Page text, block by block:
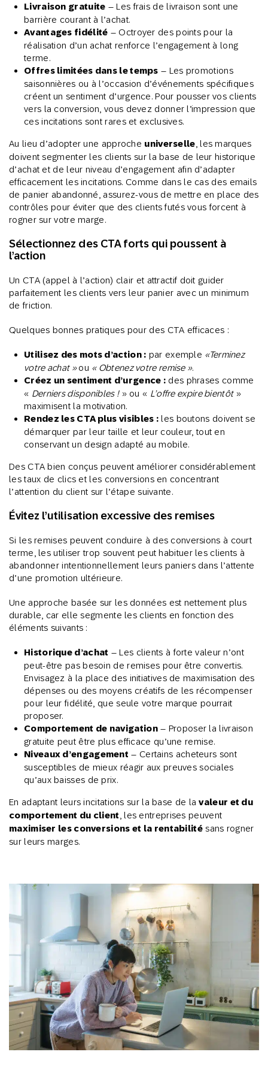
Livraison gratuite – Les frais de livraison sont une
barrière courant à l’achat.
Avantages fidélité – Octroyer des points pour la
réalisation d’un achat renforce l’engagement à long
terme.
Offres limitées dans le temps – Les promotions
saisonnières ou à l’occasion d’événements spécifiques
créent un sentiment d’urgence. Pour pousser vos clients
vers la conversion, vous devez donner l’impression que
ces incitations sont rares et exclusives.
Au lieu d’adopter une approche universelle , les marques
doivent segmenter les clients sur la base de leur historique
d’achat et de leur niveau d’engagement afin d’adapter
efficacement les incitations. Comme dans le cas des emails
de panier abandonné, assurez-vous de mettre en place des
contrôles pour éviter que des clients futés vous forcent à
rogner sur votre marge.
Sélectionnez des CTA forts qui poussent à
l’action
Un CTA (appel à l’action) clair et attractif doit guider
parfaitement les clients vers leur panier avec un minimum
de friction.
Quelques bonnes pratiques pour des CTA efficaces :
Utilisez des mots d’action : par exemple «Terminez
votre achat »ou « Obtenez votre remise ».
Créez un sentiment d’urgence : des phrases comme
« Derniers disponibles !» ou « L’offre expire bientôt»
maximisent la motivation.
Rendez les CTA plus visibles : les boutons doivent se
démarquer par leur taille et leur couleur, tout en
conservant un design adapté au mobile.
Des CTA bien conçus peuvent améliorer considérablement
les taux de clics et les conversions en concentrant
l’attention du client sur l’étape suivante.
Évitez l’utilisation excessive des remises
Si les remises peuvent conduire à des conversions à court
terme, les utiliser trop souvent peut habituer les clients à
abandonner intentionnellement leurs paniers dans l’attente
d’une promotion ultérieure.
Une approche basée sur les données est nettement plus
durable, car elle segmente les clients en fonction des
éléments suivants :
Historique d’achat – Les clients à forte valeur n’ont
peut-être pas besoin de remises pour être convertis.
Envisagez à la place des initiatives de maximisation des
dépenses ou des moyens créatifs de les récompenser
pour leur fidélité, que seule votre marque pourrait
proposer.
Comportement de navigation– Proposer la livraison
gratuite peut être plus efficace qu’une remise.
Niveaux d’engagement – Certains acheteurs sont
susceptibles de mieux réagir aux preuves sociales
qu’aux baisses de prix.
En adaptant leurs incitations sur la base de lavaleur et du
comportement du client , les entreprises peuvent
maximiser les conversions et la rentabilitésans rogner
sur leurs marges.